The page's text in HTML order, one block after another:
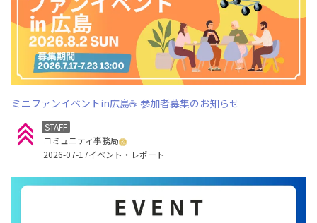
ミニファンイベントin広島☕ 参加者募集のお知らせ
STAFF
コミュニティ事務局
2026-07-17イベント・レポート